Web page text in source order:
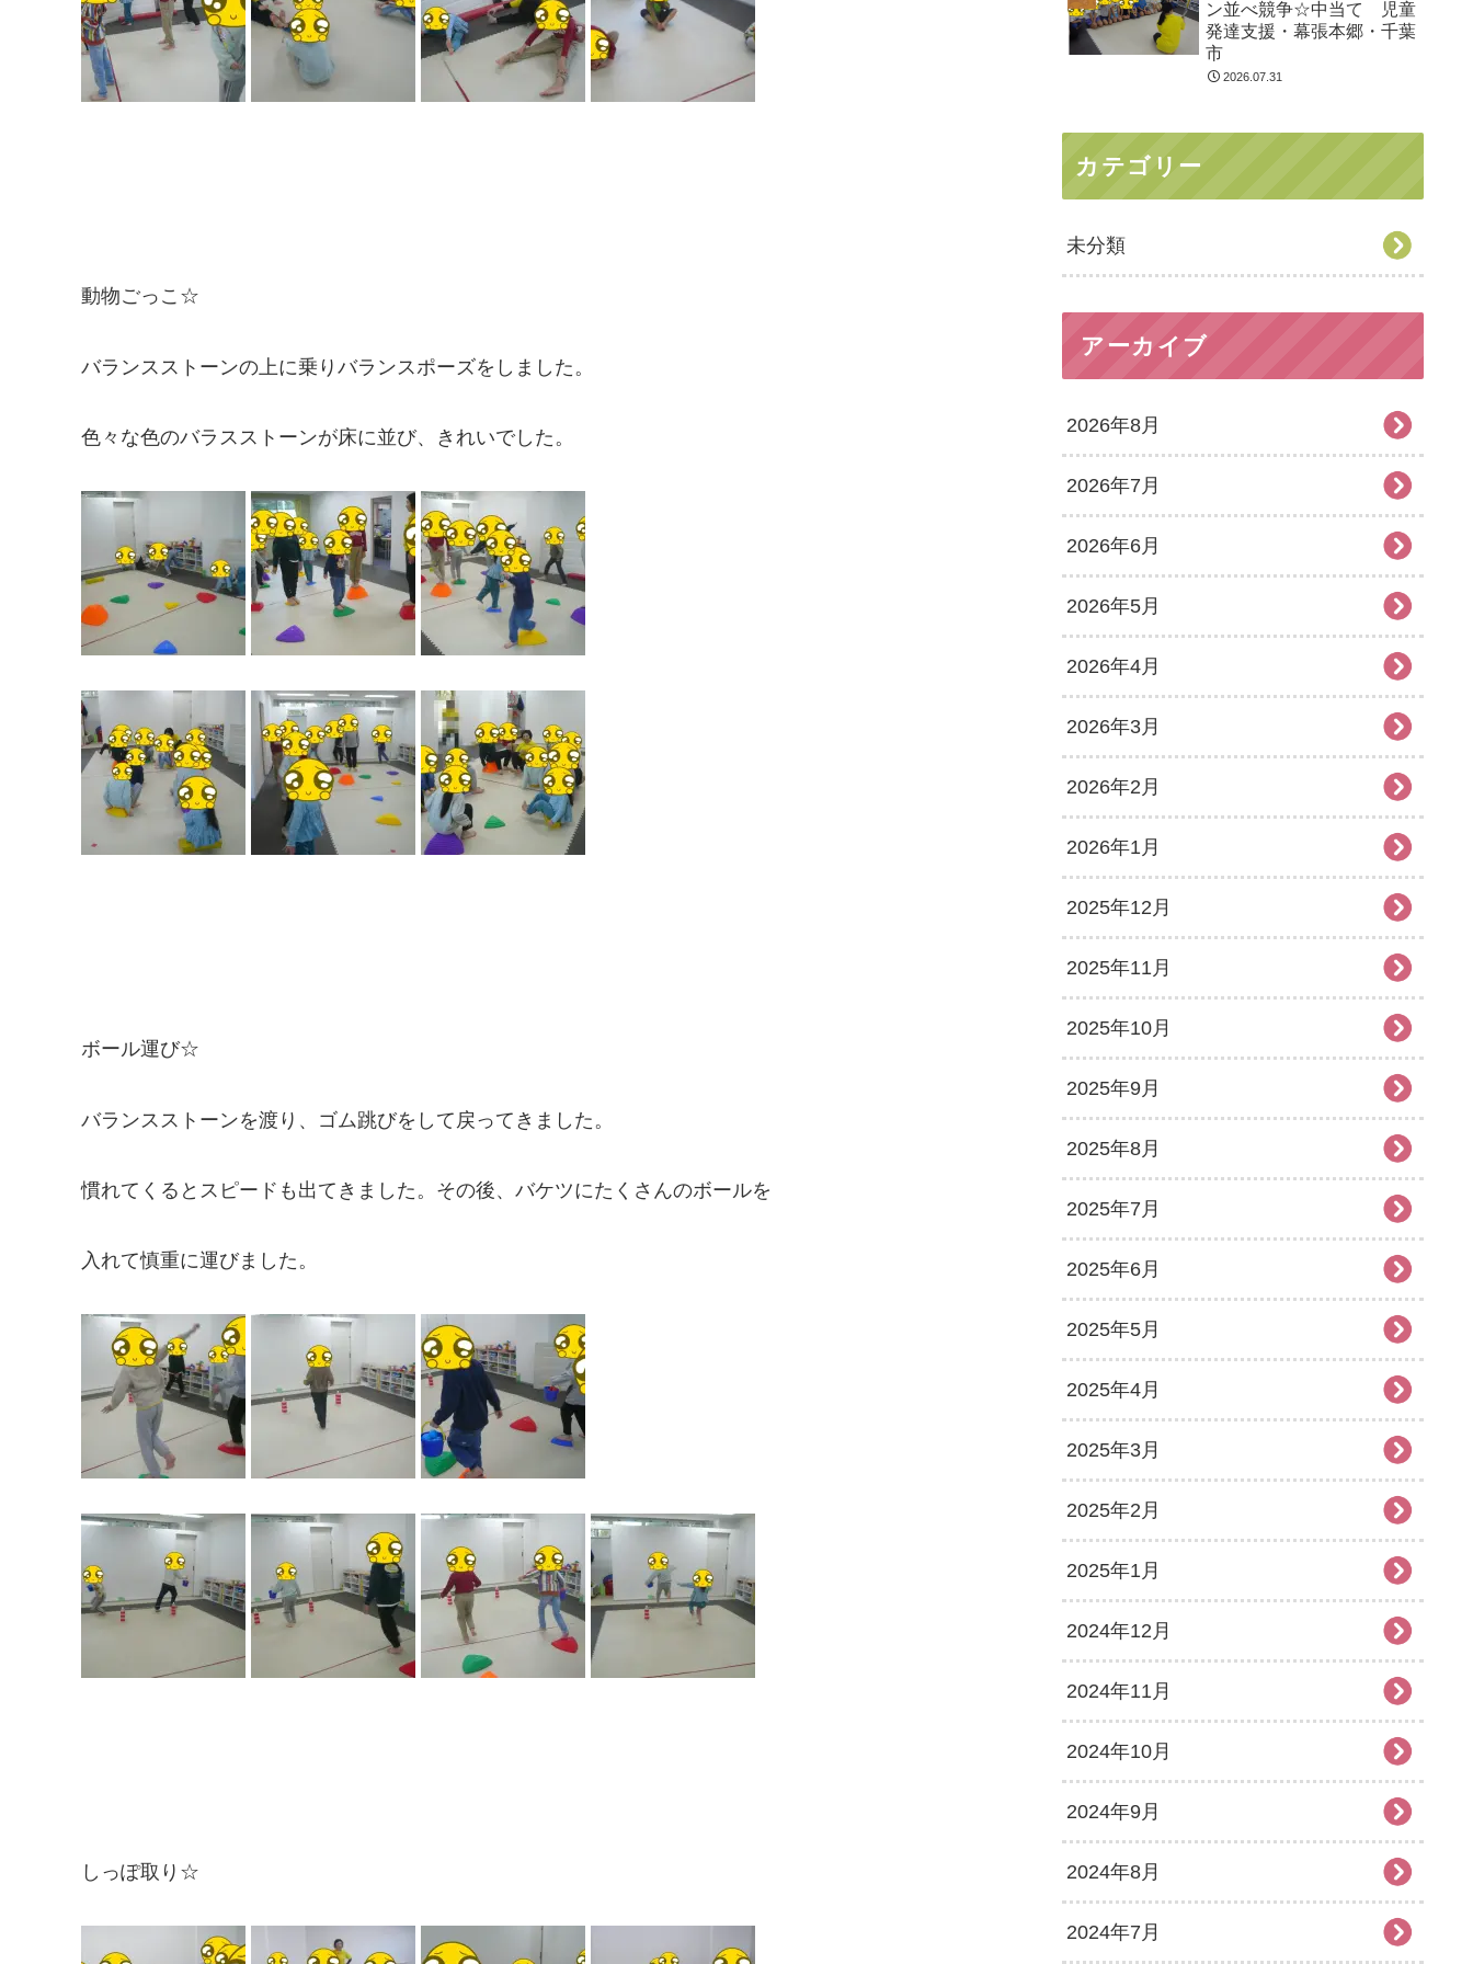
動物ごっこ☆
バランスストーンの上に乗りバランスポーズをしました。
色々な色のバラスストーンが床に並び、きれいでした。
ボール運び☆
バランスストーンを渡り、ゴム跳びをして戻ってきました。
慣れてくるとスピードも出てきました。その後、バケツにたくさんのボールを
入れて慎重に運びました。
しっぽ取り☆
ン並べ競争☆中当て 児童
発達支援・幕張本郷・千葉
市
2026.07.31
カテゴリー
未分類
アーカイブ
2026年8月
2026年7月
2026年6月
2026年5月
2026年4月
2026年3月
2026年2月
2026年1月
2025年12月
2025年11月
2025年10月
2025年9月
2025年8月
2025年7月
2025年6月
2025年5月
2025年4月
2025年3月
2025年2月
2025年1月
2024年12月
2024年11月
2024年10月
2024年9月
2024年8月
2024年7月